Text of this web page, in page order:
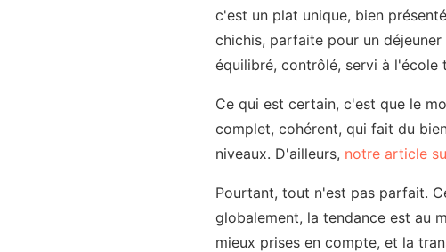
c'est un plat unique, bien
chichis, parfaite pour un
équilibré, contrôlé, servi à l'école
Ce qui est certain, c'est que le
complet, cohérent, qui fait du
niveaux. D'ailleurs, notre article
Pourtant, tout n'est pas parfait.
globalement, la tendance est au
mieux prises en compte, et la